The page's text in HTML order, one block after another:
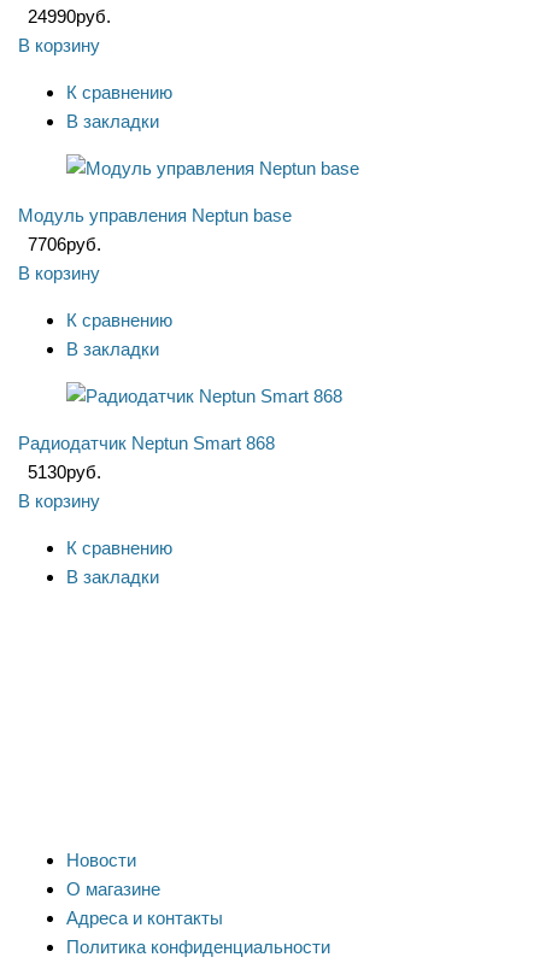
24990руб.
В корзину
К сравнению
В закладки
Модуль управления Neptun base
7706руб.
В корзину
К сравнению
В закладки
Радиодатчик Neptun Smart 868
5130руб.
В корзину
К сравнению
В закладки
Новости
О магазине
Адреса и контакты
Политика конфиденциальности